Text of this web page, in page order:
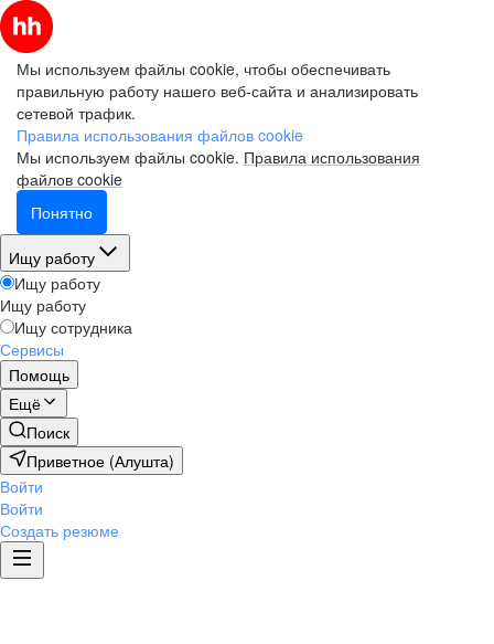
Мы используем файлы cookie, чтобы обеспечивать
правильную работу нашего веб-сайта и анализировать
сетевой трафик.
Правила использования файлов cookie
Мы используем файлы cookie. Правила использования
файлов cookie
Понятно
Ищу работу
Ищу работу
Ищу работу
Ищу сотрудника
Сервисы
Помощь
Ещё
Поиск
Приветное (Алушта)
Войти
Войти
Создать резюме